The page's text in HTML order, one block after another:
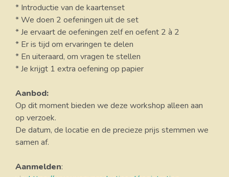
* Introductie van de kaartenset
* We doen 2 oefeningen uit de set
* Je ervaart de oefeningen zelf en oefent 2 à 2
* Er is tijd om ervaringen te delen
* En uiteraard, om vragen te stellen
* Je krijgt 1 extra oefening op papier
Aanbod:
Op dit moment bieden we deze workshop alleen aan
op verzoek.
De datum, de locatie en de precieze prijs stemmen we
samen af.
Aanmelden: